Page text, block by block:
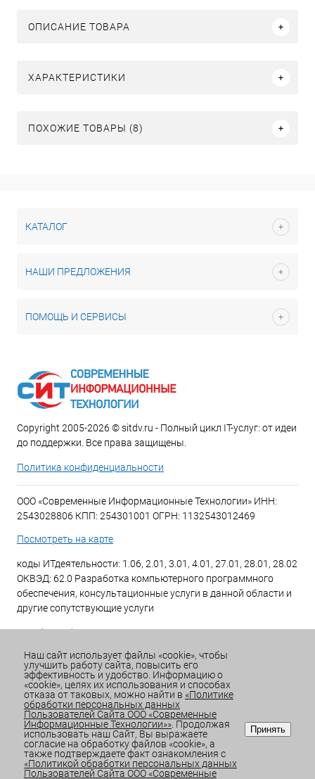
ОПИСАНИЕ ТОВАРА
ХАРАКТЕРИСТИКИ
ПОХОЖИЕ ТОВАРЫ (8)
КАТАЛОГ
НАШИ ПРЕДЛОЖЕНИЯ
ПОМОЩЬ И СЕРВИСЫ
Copyright 2005-2026 © sitdv.ru - Полный цикл IT-услуг: от идеи
до поддержки. Все права защищены.
Политика конфиденциальности
ООО «Современные Информационные Технологии» ИНН:
2543028806 КПП: 254301001 ОГРН: 1132543012469
Посмотреть на карте
коды ИТдеятельности: 1.06, 2.01, 3.01, 4.01, 27.01, 28.01, 28.02
ОКВЭД: 62.0 Разработка компьютерного программного
обеспечения, консультационные услуги в данной области и
другие сопутствующие услуги
Email:office@sitdv.ru
График работы Пн-Пт: с 9:00 до 18:00 Сб/Вс: Выходной
Наш сайт использует файлы «cookie», чтобы
улучшить работу сайта, повысить его
эффективность и удобство. Информацию о
«cookie», целях их использования и способах
отказа от таковых, можно найти в «Политике
обработки персональных данных
Пользователей Сайта ООО «Современные
Информационные Технологии»». Продолжая
использовать наш Сайт, Вы выражаете
согласие на обработку файлов «cookie», а
также подтверждаете факт ознакомления с
«Политикой обработки персональных данных
Пользователей Сайта ООО «Современные
Принять